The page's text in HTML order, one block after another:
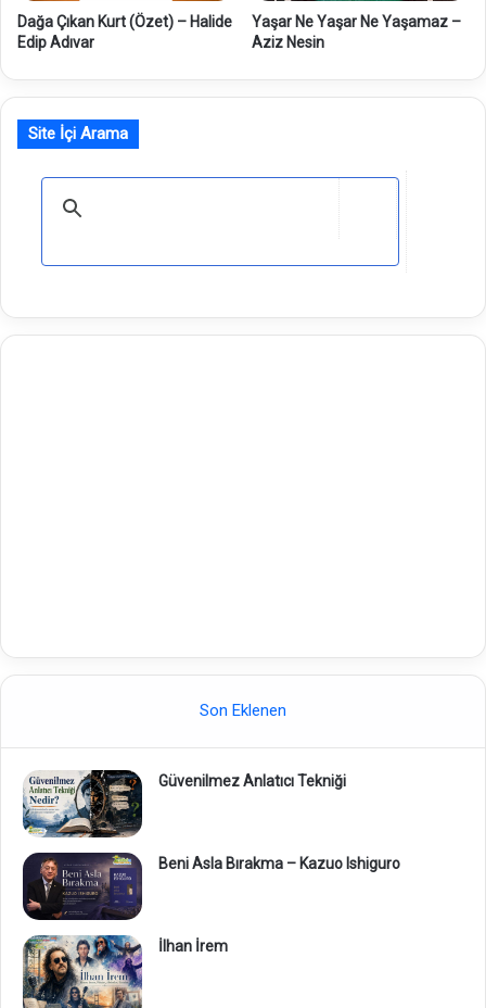
Dağa Çıkan Kurt (Özet) – Halide
Edip Adıvar
Yaşar Ne Yaşar Ne Yaşamaz –
Aziz Nesin
Site İçi Arama
Son Eklenen
Güvenilmez Anlatıcı Tekniği
Beni Asla Bırakma – Kazuo Ishiguro
İlhan İrem